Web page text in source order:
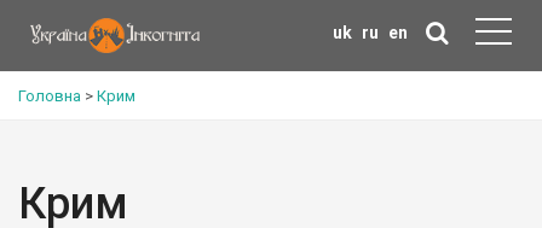
uk ru en
Головна > Крим
Крим